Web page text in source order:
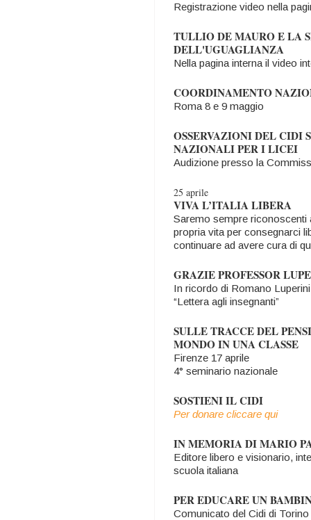
Registrazione video nella
TULLIO DE MAURO E LA
DELL'UGUAGLIANZA
Nella pagina interna il video
COORDINAMENTO
Roma 8 e 9 maggio
OSSERVAZIONI DEL CIDI
NAZIONALI PER I LICEI
Audizione presso la
25 aprile
VIVA L’ITALIA LIBERA
Saremo sempre riconoscenti
propria vita per consegnarci
continuare ad avere cura di
GRAZIE PROFESSOR
In ricordo di Romano
“Lettera agli insegnanti”
SULLE TRACCE DEL
MONDO IN UNA CLASSE
Firenze 17 aprile
4° seminario nazionale
SOSTIENI IL CIDI
Per donare cliccare qui
IN MEMORIA DI MARIO
Editore libero e visionario,
scuola italiana
PER EDUCARE UN
Comunicato del Cidi di Torino